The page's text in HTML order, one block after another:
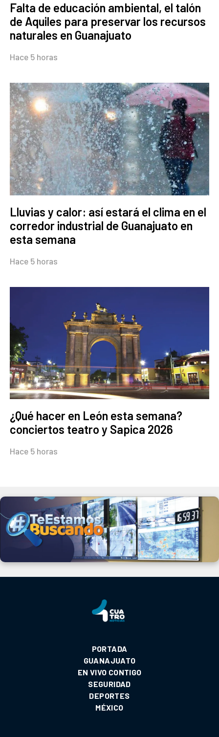
Falta de educación ambiental, el talón
de Aquiles para preservar los recursos
naturales en Guanajuato
Hace 5 horas
Lluvias y calor: así estará el clima en el
corredor industrial de Guanajuato en
esta semana
Hace 5 horas
¿Qué hacer en León esta semana?
conciertos teatro y Sapica 2026
Hace 5 horas
PORTADA
GUANAJUATO
EN VIVO CONTIGO
SEGURIDAD
DEPORTES
MÉXICO